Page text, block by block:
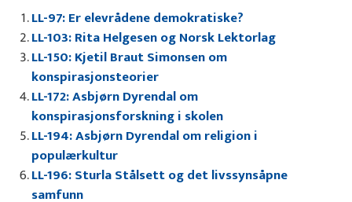
LL-97: Er elevrådene demokratiske?
LL-103: Rita Helgesen og Norsk Lektorlag
LL-150: Kjetil Braut Simonsen om
konspirasjonsteorier
LL-172: Asbjørn Dyrendal om
konspirasjonsforskning i skolen
LL-194: Asbjørn Dyrendal om religion i
populærkultur
LL-196: Sturla Stålsett og det livssynsåpne
samfunn